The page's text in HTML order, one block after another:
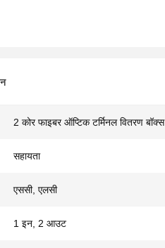
2 कोर फाइबर ऑप्टिक टर्मिनल वितरण बॉक्स
सहायता
एससी, एलसी
1 इन, 2 आउट